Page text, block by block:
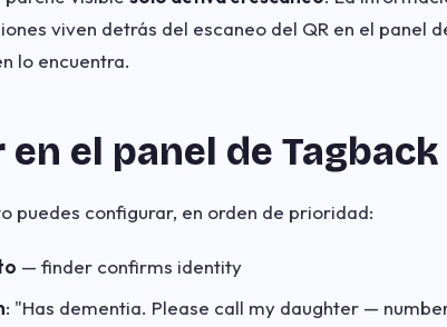
viven detrás del escaneo del QR en el panel
lo encuentra.
el panel de Tagback
puedes configurar, en orden de prioridad:
— finder confirms identity
: "Has dementia. Please call my daughter —